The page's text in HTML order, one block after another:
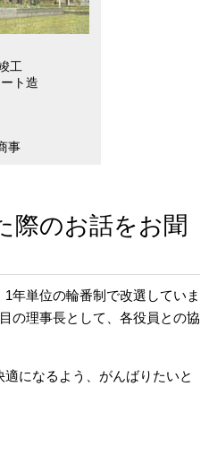
工
ト造
事
際のお話をお聞
年単位の輪番制で改選していま
の理事長として、各役員との協
になるよう、がんばりたいと